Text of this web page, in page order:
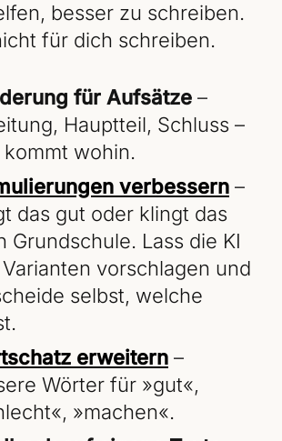
besser zu schreiben.
für dich schreiben.
für Aufsätze –
Hauptteil, Schluss –
kommt wohin.
verbessern –
das gut oder klingt das
Grundschule. Lass die KI
vorschlagen und
selbst, welche
erweitern –
Wörter für »gut«,
»machen«.